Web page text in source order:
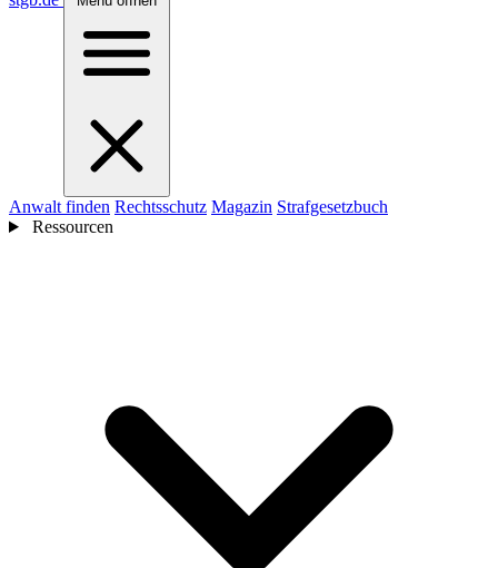
Anwalt finden Rechtsschutz Magazin Strafgesetzbuch
Ressourcen